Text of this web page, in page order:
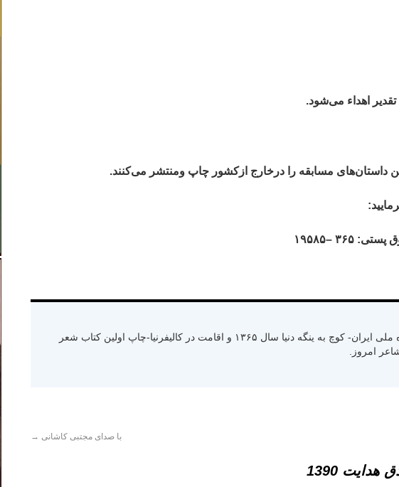
اهداء می‌شود.
مسابقه را درخارج ازكشور چاپ ومنتشر می‌كنند.
پستی: ۳۶۵ –۱۹۵۸۵
متولد سال ۱۳۳۰ رشت استان گیلان- کسب لیسانس از دانشگاه ملی ایران- کوچ به ینگه دنیا سال ۱۳۶۵ و اقامت در کالیفرنیا-چاپ اولین کتاب شعر
با صدای مجتبی کاشانی →
1390